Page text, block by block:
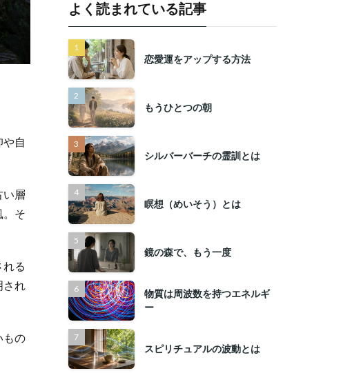
自
い層
。そ
る
され
もの
よく読まれている記事
恋愛運をアップする方法
もうひとつの朝
シルバーバーチの霊訓とは
瞑想（めいそう）とは
鏡の森で、もう一度
物質は周波数を持つエネルギ
ー
スピリチュアルの波動とは